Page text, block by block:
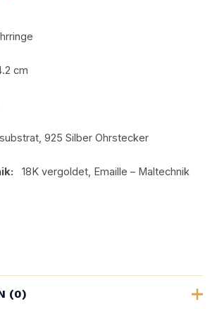
cm
925 Silber Ohrstecker
18K vergoldet, Emaille – Maltechnik
(0)